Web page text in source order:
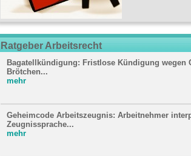
Ratgeber Arbeitsrecht
Bagatellkündigung: Fristlose Kündigung wegen
Brötchen...
mehr
Geheimcode Arbeitszeugnis: Arbeitnehmer
Zeugnissprache...
mehr